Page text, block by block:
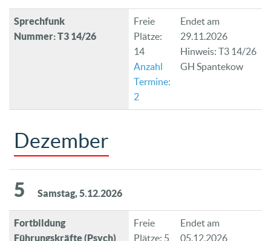
Sprechfunk
Nummer: T3 14/26
Freie
Plätze:
14
Anzahl
Termine:
2
Endet am
29.11.2026
Hinweis: T3 14/26
GH Spantekow
Dezember
5 Samstag, 5.12.2026
Fortbildung
Führungskräfte (Psych)
Freie
Plätze: 5
Endet am
05.12.2026